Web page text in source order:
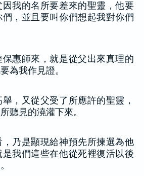
我的名所要差來的聖靈，他要
，並且要叫你們想起我對你們
惠師來，就是從父出來真理的
為我作見證。
，又從父受了所應許的聖靈，
聽見的澆灌下來。
乃是顯現給神預先所揀選為他
我們這些在他從死裡復活以後